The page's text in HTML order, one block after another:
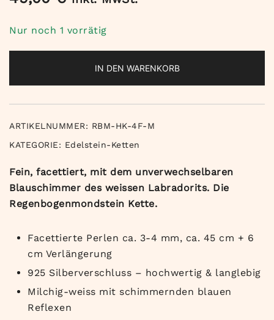
Nur noch 1 vorrätig
IN DEN WARENKORB
ARTIKELNUMMER: RBM-HK-4F-M
KATEGORIE: Edelstein-Ketten
Fein, facettiert, mit dem unverwechselbaren
Blauschimmer des weissen Labradorits. Die
Regenbogenmondstein Kette.
Facettierte Perlen ca. 3-4 mm, ca. 45 cm + 6
cm Verlängerung
925 Silberverschluss – hochwertig & langlebig
Milchig-weiss mit schimmernden blauen
Reflexen